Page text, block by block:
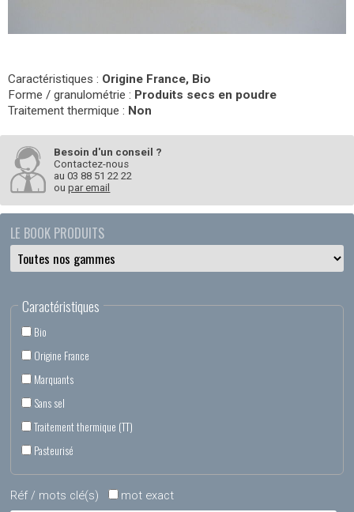
Caractéristiques : Origine France, Bio
Forme / granulométrie : Produits secs en poudre
Traitement thermique : Non
Besoin d'un conseil ?
Contactez-nous
au03 88 51 22 22
oupar email
LE BOOK PRODUITS
Caractéristiques
Bio
Origine France
Marquants
Sans sel
Traitement thermique (TT)
Pasteurisé
Réf / mots clé(s) mot exact